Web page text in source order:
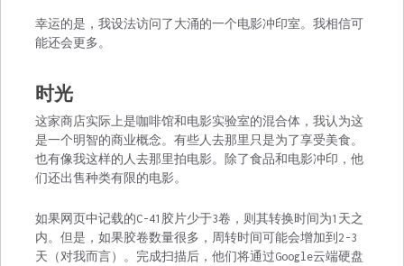
幸运的是，我设法访问了大涌的一个电影冲印室。我相信可
能还会更多。
时光
这家商店实际上是咖啡馆和电影实验室的混合体，我认为这
是一个明智的商业概念。有些人去那里只是为了享受美食。
也有像我这样的人去那里拍电影。除了食品和电影冲印，他
们还出售种类有限的电影。
如果网页中记载的C-41胶片少于3卷，则其转换时间为1天之
内。但是，如果胶卷数量很多，周转时间可能会增加到2-3
天（对我而言）。完成扫描后，他们将通过Google云端硬盘